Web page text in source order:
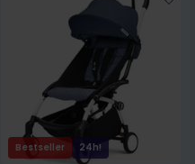
Bestseller 24h!